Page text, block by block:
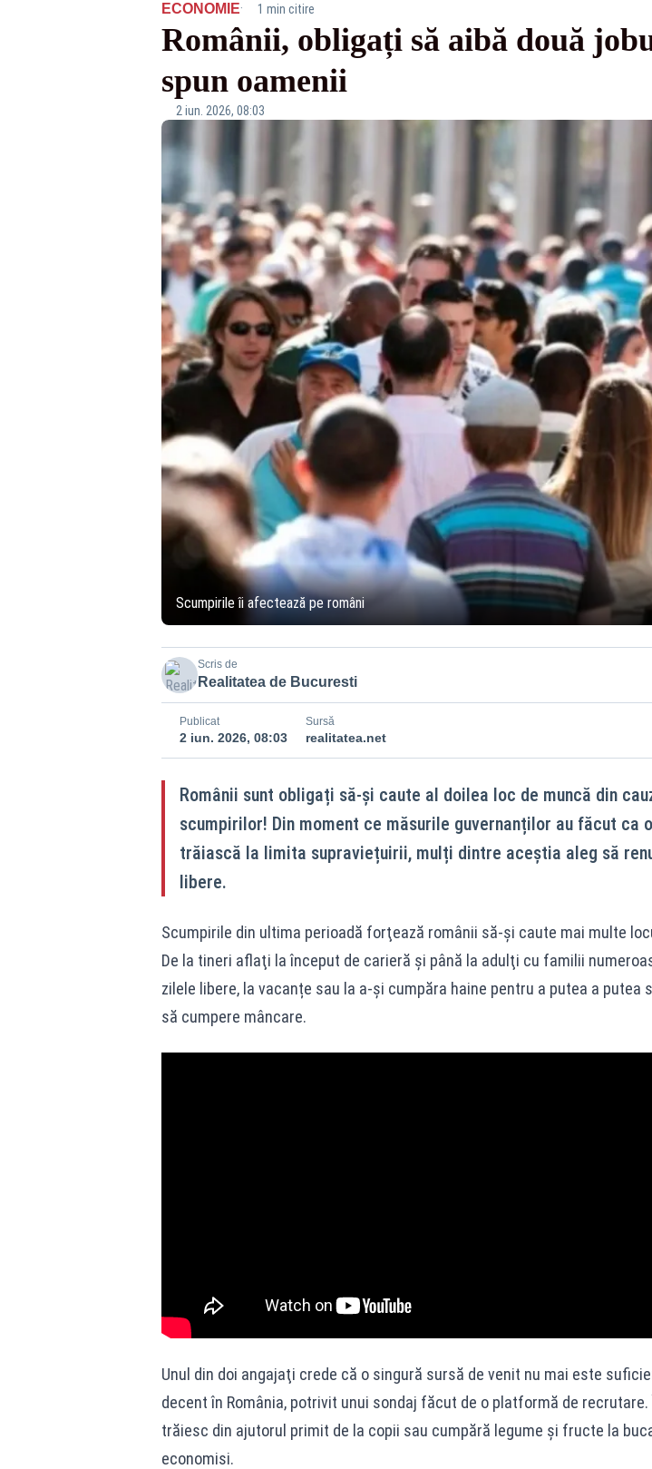
ECONOMIE· 1 min citire
Românii, obligați să aibă două
spun oamenii
2 iun. 2026, 08:03
Scumpirile îi afectează pe români
Scris de
Realitatea de Bucuresti
Publicat
2 iun. 2026, 08:03
Sursă
realitatea.net
Românii sunt obligați să-și caute al doilea loc de muncă din
scumpirilor! Din moment ce măsurile guvernanților au făcut ca
trăiască la limita supraviețuirii, mulți dintre aceștia aleg să
libere.
Scumpirile din ultima perioadă forţează românii să-şi caute mai multe
De la tineri aflaţi la început de carieră şi până la adulţi cu familii
zilele libere, la vacanțe sau la a-și cumpăra haine pentru a putea a putea
să cumpere mâncare.
Unul din doi angajaţi crede că o singură sursă de venit nu mai este
decent în România, potrivit unui sondaj făcut de o platformă de
trăiesc din ajutorul primit de la copii sau cumpără legume și fructe la
economisi.